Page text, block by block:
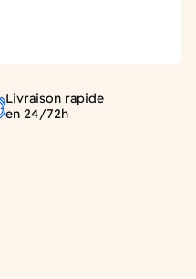
Livraison rapide
en 24/72h